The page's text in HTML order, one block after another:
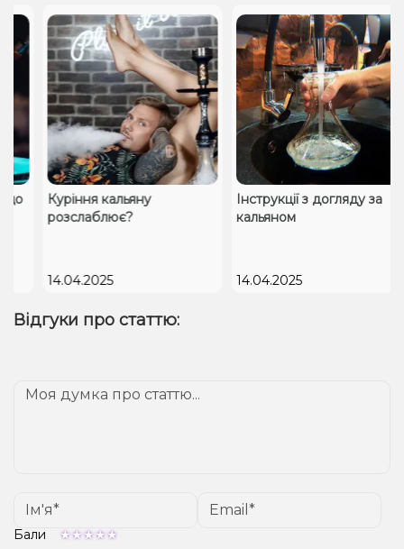
Куріння кальяну
розслаблює?
14.04.2025
Інструкції з догляду за
кальяном
14.04.2025
Відгуки про статтю:
Бали